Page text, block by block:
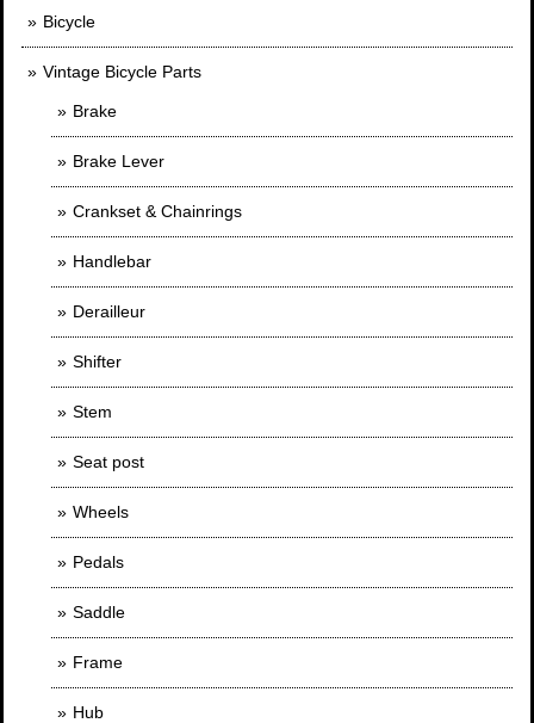
Bicycle
Vintage Bicycle Parts
Brake
Brake Lever
Crankset & Chainrings
Handlebar
Derailleur
Shifter
Stem
Seat post
Wheels
Pedals
Saddle
Frame
Hub